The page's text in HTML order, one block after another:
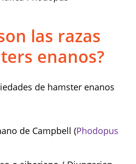
las razas
enanos?
de hamster enanos
de Campbell (Phodopus